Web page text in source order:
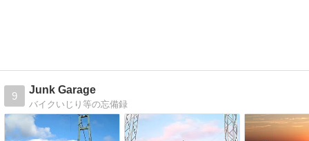
9
Junk Garage
バイクいじり等の忘備録